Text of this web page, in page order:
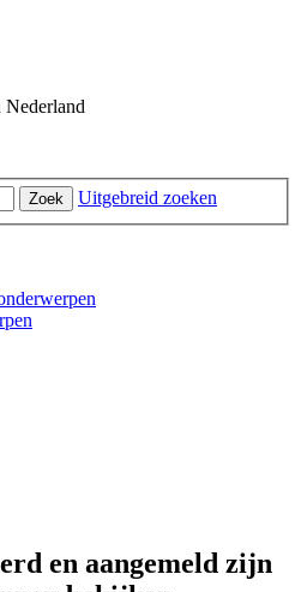
Nederland
Zoek Uitgebreid zoeken
en aangemeld zijn